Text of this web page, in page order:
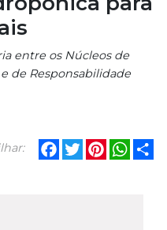
entre os Núcleos de
de Responsabilidade
Facebook
TwitterPinterest